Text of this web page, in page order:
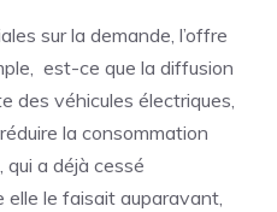
sur la demande, l’offre
est-ce que la diffusion
des véhicules électriques,
la consommation
qui a déjà cessé
elle le faisait auparavant,